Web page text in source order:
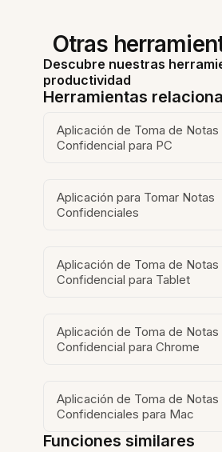
Otras
Descubre nuestras
productividad
Herramientas
Aplicación de Toma de Notas
Confidencial para PC
Aplicación para Tomar Notas
Confidenciales
Aplicación de Toma de Notas
Confidencial para Tablet
Aplicación de Toma de Notas
Confidencial para Chrome
Aplicación de Toma de Notas
Confidenciales para Mac
Funciones similares